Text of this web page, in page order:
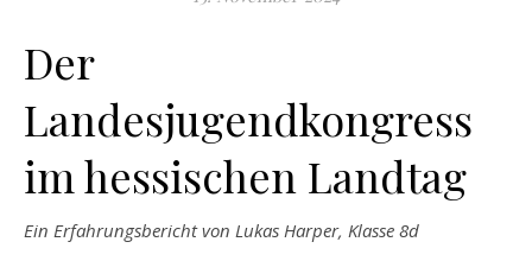
Der
Landesjugendkongress
im hessischen Landtag
Ein Erfahrungsbericht von Lukas Harper, Klasse 8d